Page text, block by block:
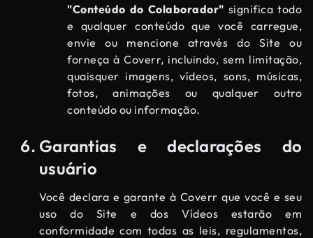
"Conteúdo do Colaborador" significa todo
e qualquer conteúdo que você carregue,
envie ou mencione através do Site ou
forneça à Coverr, incluindo, sem limitação,
quaisquer imagens, vídeos, sons, músicas,
fotos, animações ou qualquer outro
conteúdo ou informação.
Garantias e declarações do
usuário
Você declara e garante à Coverr que você e seu
uso do Site e dos Vídeos estarão em
conformidade com todas as leis, regulamentos,